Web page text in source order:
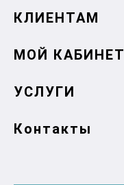
КЛИЕНТАМ
МОЙ КАБИНЕТ
УСЛУГИ
Контакты